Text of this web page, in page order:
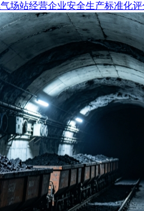
场站经营企业安全生产标准化